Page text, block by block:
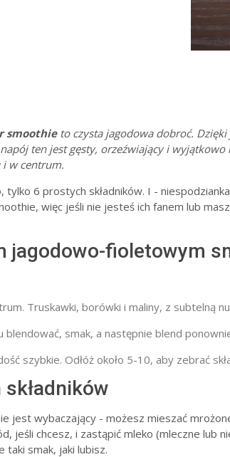
smoothieto czysta jagodowa dobroć.
ten jest gęsty, orzeźwiający i
i w centrum.
tylko 6 prostych składników. I -
więc jeśli nie jesteś ich fanem lub
jagodowo-fioletowym
Truskawki, borówki i maliny, z subtelną
smak, a następnie blend
szybkie. Odłóż około 5-10, aby zebrać
jest wybaczający - możesz mieszać
jeśli chcesz, i zastąpić mleko (mleczne lub
taki smak, jaki lubisz.